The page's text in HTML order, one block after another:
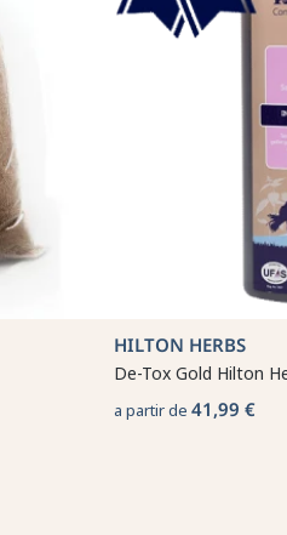
HILTON HERBS
De-Tox Gold Hilton
a partir de 41,99 €